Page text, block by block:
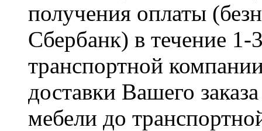
получения оплаты
Сбербанк) в течение
транспортной
доставки Вашего
мебели до